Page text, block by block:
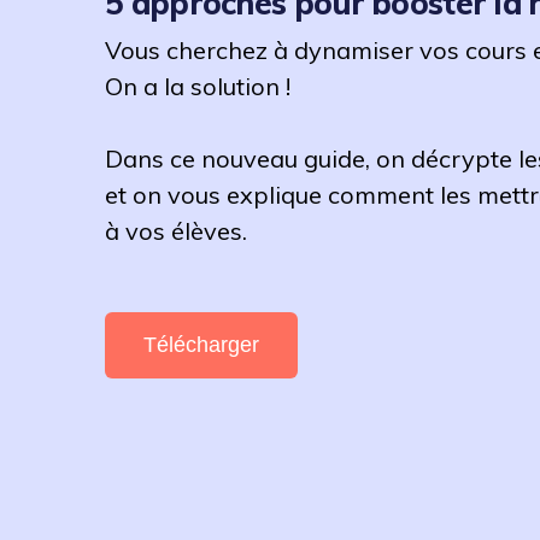
Vous cherchez à dynamiser vos
On a la solution !
Dans ce nouveau guide, on décrypte
et on vous explique comment les
à vos élèves.
Télécharger